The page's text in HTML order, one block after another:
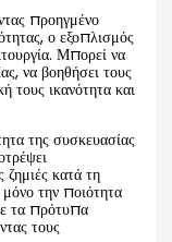
προηγμένο
ο εξοπλισμός
Μπορεί να
να βοηθήσει τους
τους ικανότητα και
της συσκευασίας
ζημιές κατά τη
την ποιότητα
τα πρότυπα
τους